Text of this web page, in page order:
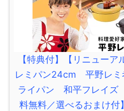
【特典付】【リニュー
レミパン24cm 平野レ
ライパン 和平フレイズ
料無料／選べるおまけ付